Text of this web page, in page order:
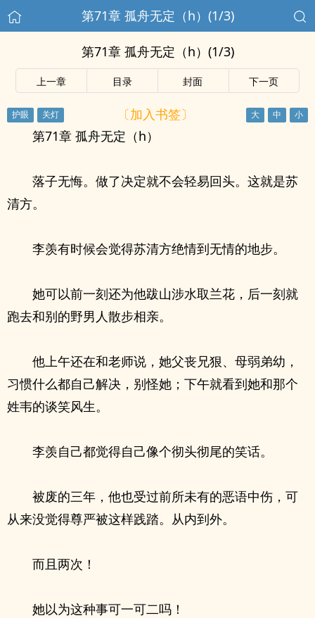
第71章 孤舟无定（h）(1/3)
第71章 孤舟无定（h）(1/3)
上一章 目录 封面 下一页
〔加入书签〕
第71章 孤舟无定（h）
落子无悔。做了决定就不会轻易回头。这就是苏
清方。
李羡有时候会觉得苏清方绝情到无情的地步。
她可以前一刻还为他跋山涉水取兰花，后一刻就
跑去和别的野男人散步相亲。
他上午还在和老师说，她父丧兄狠、母弱弟幼，
习惯什么都自己解决，别怪她；下午就看到她和那个
姓韦的谈笑风生。
李羡自己都觉得自己像个彻头彻尾的笑话。
被废的三年，他也受过前所未有的恶语中伤，可
从来没觉得尊严被这样践踏。从内到外。
而且两次！
她以为这种事可一可二吗！